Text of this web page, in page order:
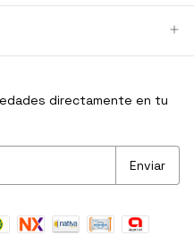
directamente en tu